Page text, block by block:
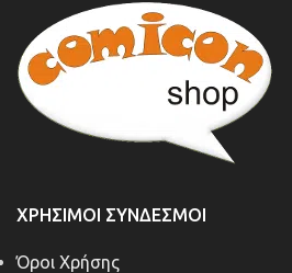
ΧΡΉΣΙΜΟΙ ΣΎΝΔΕΣΜΟΙ
Όροι Χρήσης